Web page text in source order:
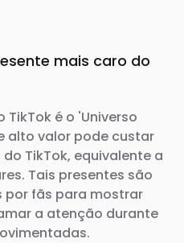
mais caro do
é o 'Universo
alto valor pode custar
TikTok, equivalente a
Tais presentes são
​​por fãs para mostrar
a atenção durante